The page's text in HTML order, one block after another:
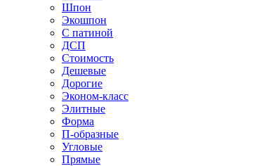
Шпон
Экошпон
С патиной
ДСП
Стоимость
Дешевые
Дорогие
Эконом-класс
Элитные
Форма
П-образные
Угловые
Прямые